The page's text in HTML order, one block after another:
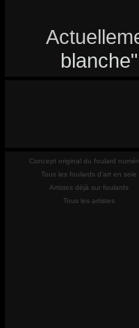
Concept original du foulard
Tous les foulards d'art en soie
Artistes déjà sur foulards
Tous les artistes